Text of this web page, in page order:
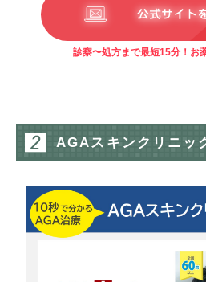
診察〜処方まで最短15分！お
AGAスキンクリニッ